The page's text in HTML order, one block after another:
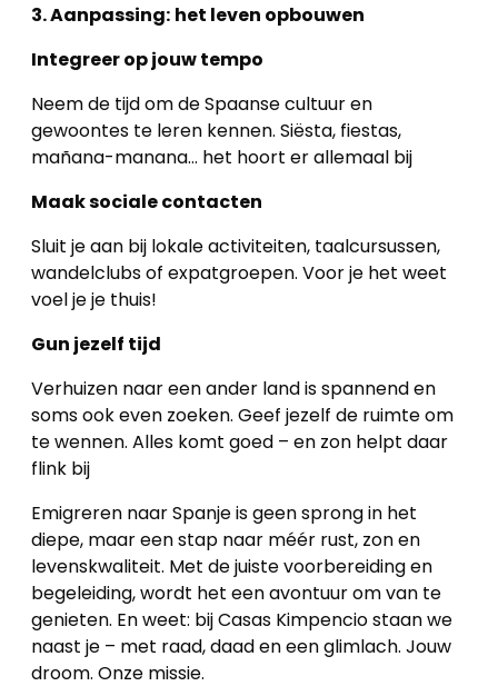
Home
projecten
Alle
Panden
Over
ons
Ons
team
3. Aanpassing: het leven opbouwen
Integreer op jouw tempo
Neem de tijd om de Spaanse cultuur en
gewoontes te leren kennen. Siësta, fiestas,
mañana-manana… het hoort er allemaal bij
Maak sociale contacten
Sluit je aan bij lokale activiteiten, taalcursussen,
wandelclubs of expatgroepen. Voor je het weet
voel je je thuis!
Gun jezelf tijd
Verhuizen naar een ander land is spannend en
soms ook even zoeken. Geef jezelf de ruimte om
te wennen. Alles komt goed – en zon helpt daar
flink bij
Emigreren naar Spanje is geen sprong in het
diepe, maar een stap naar méér rust, zon en
levenskwaliteit. Met de juiste voorbereiding en
begeleiding, wordt het een avontuur om van te
genieten. En weet: bij Casas Kimpencio staan we
naast je – met raad, daad en een glimlach. Jouw
droom. Onze missie.